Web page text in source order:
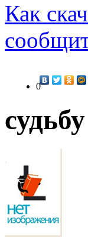
Как
0